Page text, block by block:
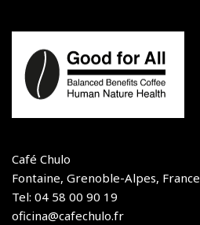
Café Chulo
Fontaine, Grenoble-Alpes, France
Tel: 04 58 00 90 19
oficina@cafechulo.fr